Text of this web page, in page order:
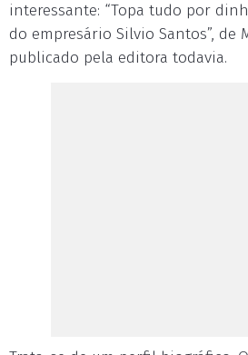
interessante: “Topa tudo por
do empresário Silvio Santos”, de
publicado pela editora todavia.